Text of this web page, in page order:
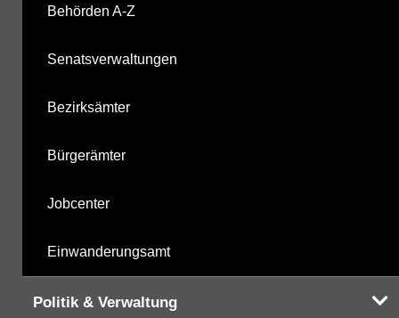
Behörden A-Z
Senatsverwaltungen
Bezirksämter
Bürgerämter
Jobcenter
Einwanderungsamt
Politik & Verwaltung